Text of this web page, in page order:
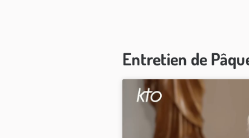
Entretien de